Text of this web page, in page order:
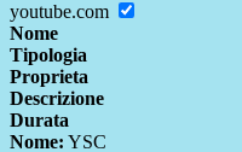
youtube.com
Nome
Tipologia
Proprieta
Descrizione
Durata
Nome: YSC